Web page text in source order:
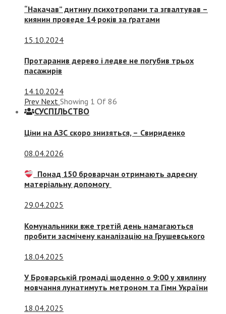
“Накачав” дитину психотропами та згвалтував –
киянин проведе 14 років за ґратами
15.10.2024
Протаранив дерево і ледве не погубив трьох
пасажирів
14.10.2024
Prev Next Showing 1 Of 86
СУСПIЛЬСТВО
Ціни на АЗС скоро знизяться, – Свириденко
08.04.2026
Понад 150 броварчан отримають адресну
матеріальну допомогу
29.04.2025
Комунальники вже третій день намагаються
пробити засмічену каналізацію на Грушевського
18.04.2025
У Броварській громаді щоденно о 9:00 у хвилину
мовчання лунатимуть метроном та Гімн України
18.04.2025